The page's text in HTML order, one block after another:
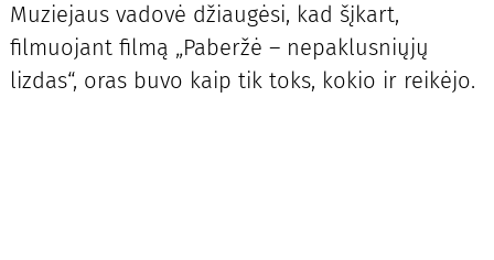
Muziejaus vadovė džiaugėsi, kad šįkart,
filmuojant filmą „Paberžė – nepaklusniųjų
lizdas“, oras buvo kaip tik toks, kokio ir reikėjo.